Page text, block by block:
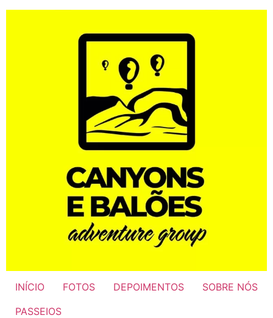
INÍCIO FOTOS DEPOIMENTOS
SOBRE NÓS
PASSEIOS